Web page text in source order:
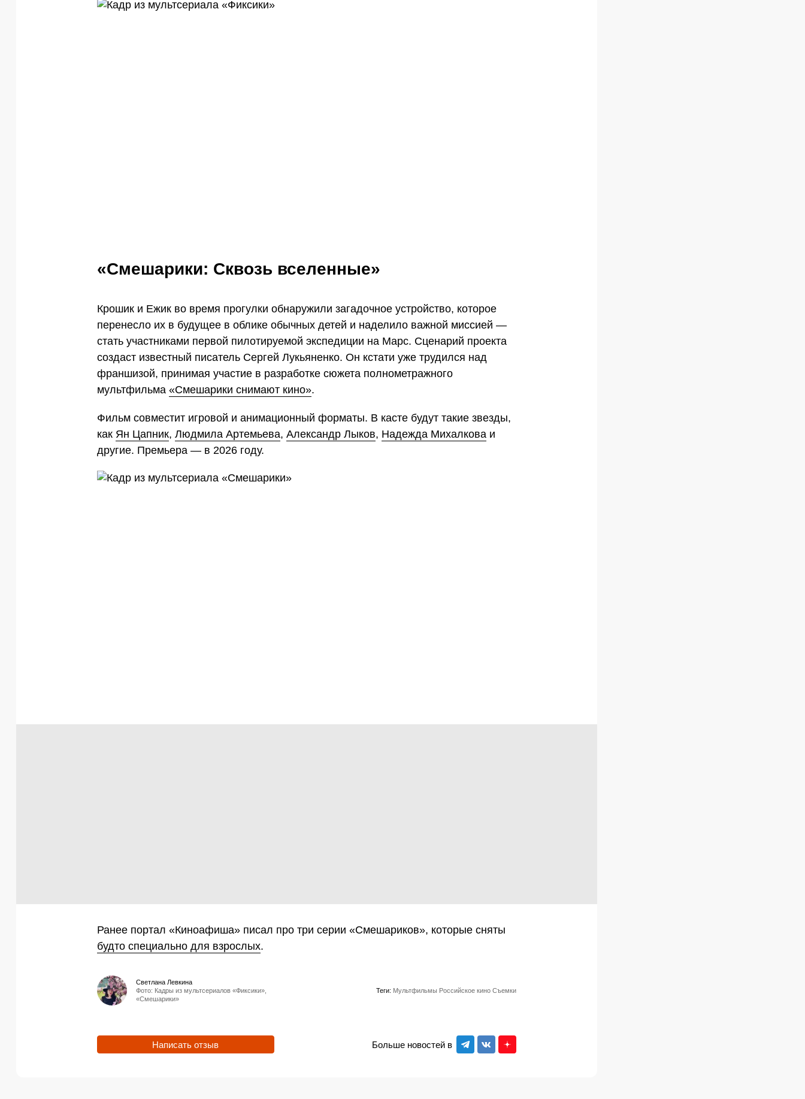
«Смешарики: Сквозь вселенные»
Крошик и Ежик во время прогулки обнаружили загадочное устройство, которое
перенесло их в будущее в облике обычных детей и наделило важной миссией —
стать участниками первой пилотируемой экспедиции на Марс. Сценарий проекта
создаст известный писатель Сергей Лукьяненко. Он кстати уже трудился над
франшизой, принимая участие в разработке сюжета полнометражного
мультфильма «Смешарики снимают кино».
Фильм совместит игровой и анимационный форматы. В касте будут такие звезды,
как Ян Цапник, Людмила Артемьева, Александр Лыков, Надежда Михалкова и
другие. Премьера — в 2026 году.
Ранее портал «Киноафиша» писал про три серии «Смешариков», которые сняты
будто специально для взрослых.
Фото: Кадры из мультсериалов «Фиксики»,
«Смешарики»
Светлана Левкина
Теги: Мультфильмы Российское кино Съемки
Больше новостей в
Написать отзыв